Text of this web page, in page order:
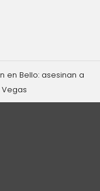
en Bello: asesinan a